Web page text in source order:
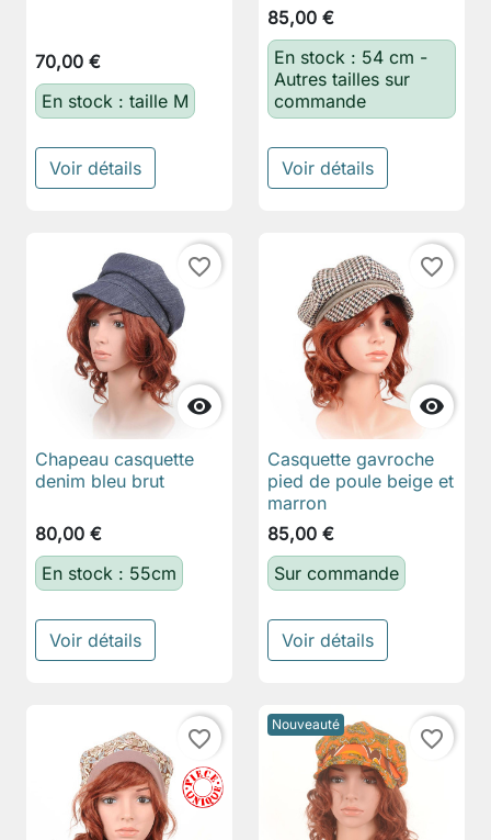
70,00 €
En stock : taille M
Voir détails
85,00 €
En stock : 54 cm -
Autres tailles sur
commande
Voir détails

favorite_border
Chapeau casquette
denim bleu brut
80,00 €
En stock : 55cm
Voir détails

favorite_border
Casquette gavroche
pied de poule beige et
marron
85,00 €
Sur commande
Voir détails
favorite_border
Nouveauté
favorite_border